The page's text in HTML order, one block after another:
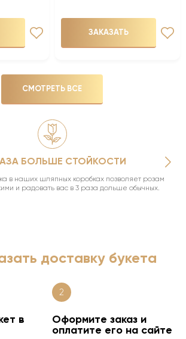
ЗАКАЗАТЬ
СМОТРЕТЬ ВСЕ
БОЛЬШЕ СТОЙКОСТИ
в наших шляпных коробках позволяет розам
и радовать вас в 3 раза дольше обычных.
доставку букета
в
2
Оформите заказ и
оплатите его на сайте